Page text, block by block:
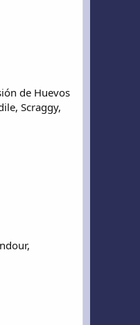
de Huevos
Scraggy,